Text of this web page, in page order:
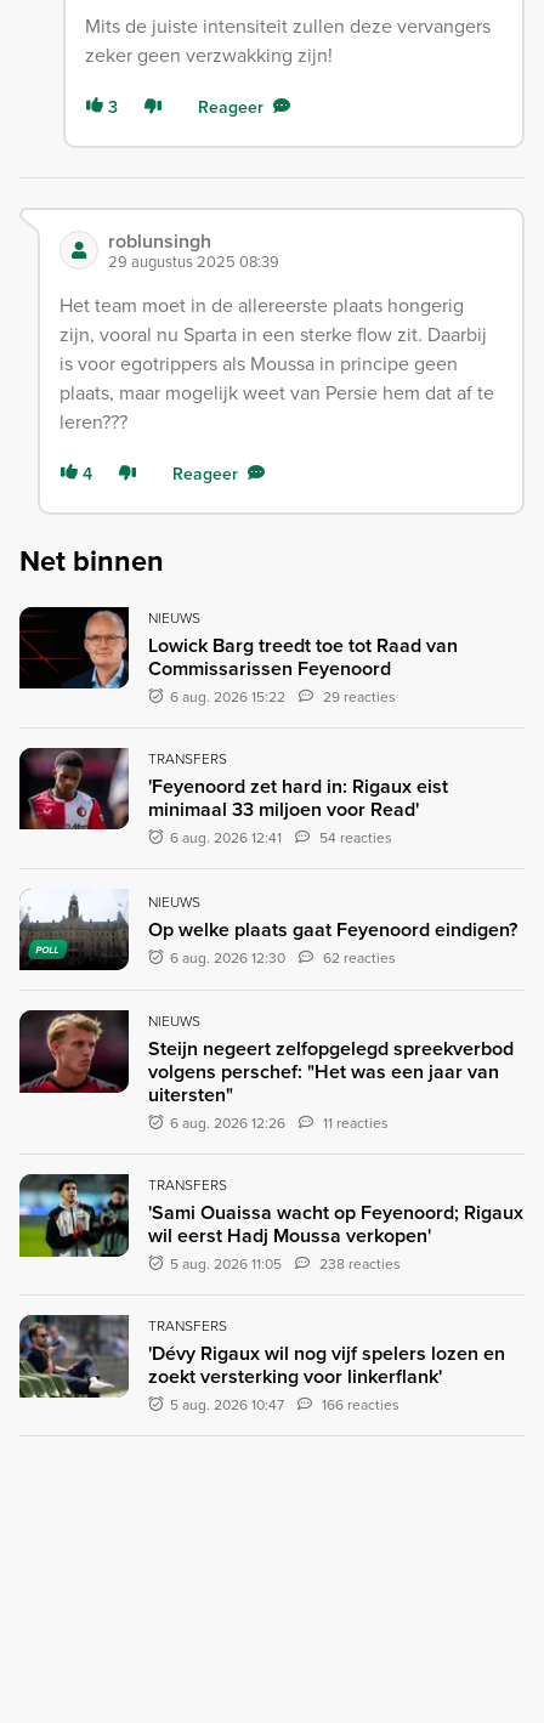
Mits de juiste intensiteit zullen deze vervangers
zeker geen verzwakking zijn!
3 Reageer
roblunsingh
29 augustus 2025 08:39
Het team moet in de allereerste plaats hongerig
zijn, vooral nu Sparta in een sterke flow zit. Daarbij
is voor egotrippers als Moussa in principe geen
plaats, maar mogelijk weet van Persie hem dat af te
leren???
4 Reageer
Net binnen
NIEUWS
Lowick Barg treedt toe tot Raad van
Commissarissen Feyenoord
6 aug. 2026 15:22 29 reacties
TRANSFERS
'Feyenoord zet hard in: Rigaux eist
minimaal 33 miljoen voor Read'
6 aug. 2026 12:41 54 reacties
POLL
NIEUWS
Op welke plaats gaat Feyenoord eindigen?
6 aug. 2026 12:30 62 reacties
NIEUWS
Steijn negeert zelfopgelegd spreekverbod
volgens perschef: "Het was een jaar van
uitersten"
6 aug. 2026 12:26 11 reacties
TRANSFERS
'Sami Ouaissa wacht op Feyenoord; Rigaux
wil eerst Hadj Moussa verkopen'
5 aug. 2026 11:05 238 reacties
TRANSFERS
'Dévy Rigaux wil nog vijf spelers lozen en
zoekt versterking voor linkerflank'
5 aug. 2026 10:47 166 reacties